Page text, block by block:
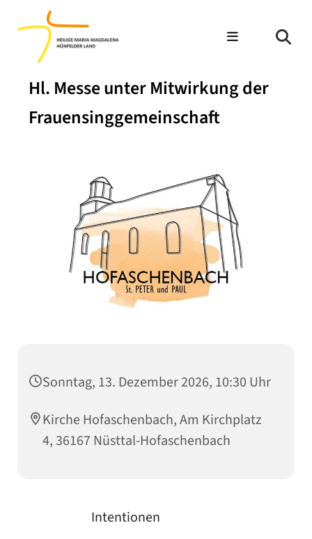
Hl. Messe unter Mitwirkung der
Frauensinggemeinschaft
Sonntag, 13. Dezember 2026, 10:30 Uhr
Kirche Hofaschenbach, Am Kirchplatz
4, 36167 Nüsttal-Hofaschenbach
Intentionen